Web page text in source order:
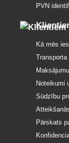
PVN
Kā mēs
Transporta
Noteikumi
Sūdzību
Pārskats